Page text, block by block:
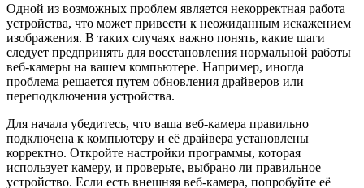
Одной из возможных проблем является некорректная работа
устройства, что может привести к неожиданным искажением
изображения. В таких случаях важно понять, какие шаги
следует предпринять для восстановления нормальной работы
веб-камеры на вашем компьютере. Например, иногда
проблема решается путем обновления драйверов или
переподключения устройства.
Для начала убедитесь, что ваша веб-камера правильно
подключена к компьютеру и её драйвера установлены
корректно. Откройте настройки программы, которая
использует камеру, и проверьте, выбрано ли правильное
устройство. Если есть внешняя веб-камера, попробуйте её